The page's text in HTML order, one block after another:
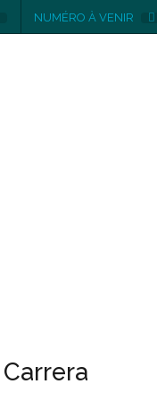
NUMÉRO À VENIR